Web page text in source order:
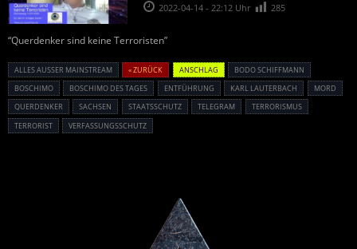
2022-04-14 - 22:12 Uhr 285
“Querdenker sind keine Terroristen”
ALLES AUSSER MAINSTREAM « ZURÜCK ANSCHLAG
BODO SCHIFFMANN
BOSCHIMO
BOSCHIMO DES TAGES ENTFÜHRUNG KARL LAUTERBACH
MORD
QUERDENKER
SACHSEN STAATSSCHUTZ TELEGRAM
TERRORISMUS
TERRORIST
VERFASSUNGSSCHUTZ